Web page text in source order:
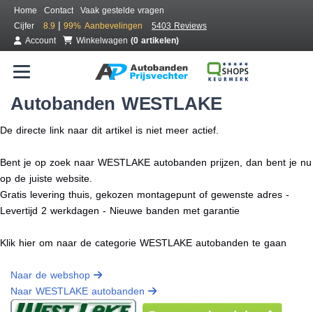
Home Contact
Vaak gestelde vragen
Cijfer
8.9 | 99% Aanbevelingen
5403 Reviews
Account
Winkelwagen (0 artikelen)
Autobanden WESTLAKE
De directe link naar dit artikel is niet meer actief.
Bent je op zoek naar WESTLAKE autobanden prijzen, dan bent je nu
op de juiste website.
Gratis levering thuis, gekozen montagepunt of gewenste adres -
Levertijd 2 werkdagen - Nieuwe banden met garantie
Klik hier om naar de categorie WESTLAKE autobanden te gaan
Naar de webshop
Naar WESTLAKE autobanden